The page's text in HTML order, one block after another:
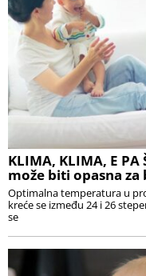
KLIMA, KLIMA, E PA
može biti opasna za
Optimalna temperatura u
kreće se između 24 i 26
se